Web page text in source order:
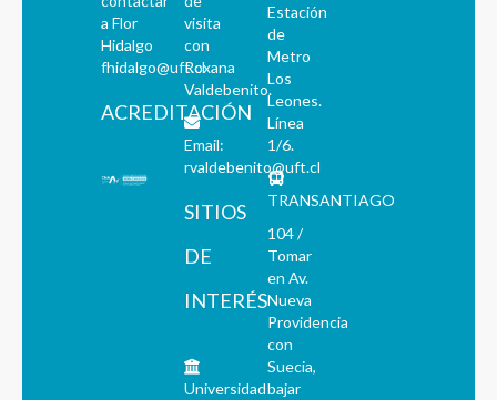
a Flor
Hidalgo
fhidalgo@uft.cl
ACREDITACIÓN
visita
con
Roxana
Valdebenito.
Email:
rvaldebenito@uft.cl
SITIOS
DE
INTERÉS
Universidad
Estación
de
Metro
Los
Leones.
Línea
1/6.
TRANSANTIAGO
104 /
Tomar
en Av.
Nueva
Providencia
con
Suecia,
bajar